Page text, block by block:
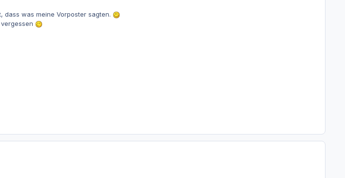
dass was meine Vorposter sagten.